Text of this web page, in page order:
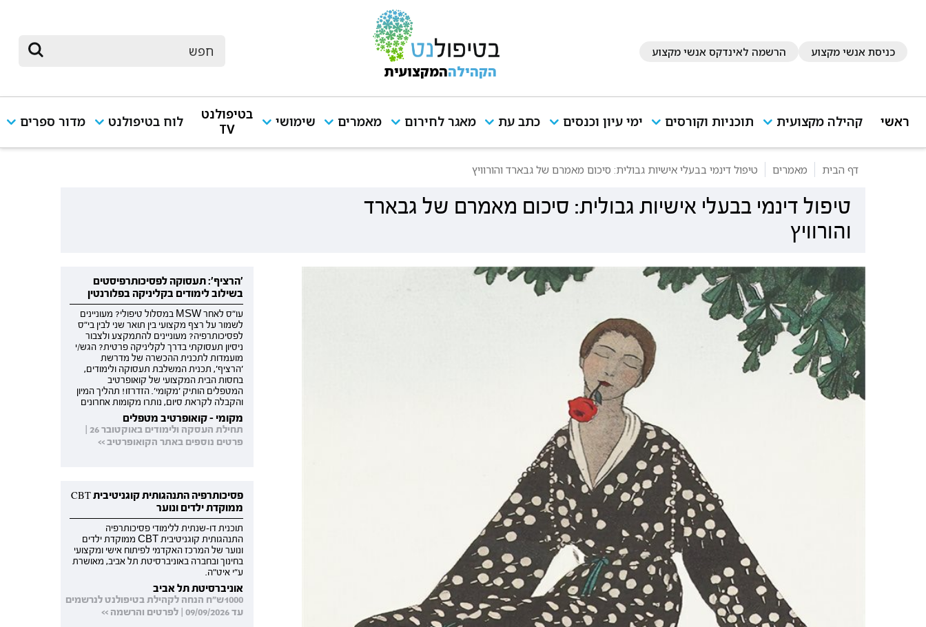
כניסת אנשי מקצוע הרשמה לאינדקס אנשי מקצוע
הקהילההמקצועית
ראשי קהילה מקצועית תוכניות וקורסים ימי עיון וכנסים כתב עת מאגר לחירום מאמרים שימושי
בטיפולנט
TV
לוח בטיפולנט מדור ספרים
דף הבית מאמרים טיפול דינמי בבעלי אישיות גבולית: סיכום מאמרם של גבארד והורוויץ
טיפול דינמי בבעלי אישיות גבולית: סיכום מאמרם של גבארד
והורוויץ
'הרציף': תעסוקה לפסיכותרפיסטים
בשילוב לימודים בקליניקה בפלורנטין
עו"ס לאחר MSW במסלול טיפולי? מעוניינים
לשמור על רצף מקצועי בין תואר שני לבין בי"ס
לפסיכותרפיה? מעוניינים להתמקצע ולצבור
ניסיון תעסוקתי בדרך לקליניקה פרטית? הגש/י
מועמדות לתכנית ההכשרה של מדרשת
'הרציף', תכנית המשלבת תעסוקה ולימודים,
בחסות הבית המקצועי של קואופרטיב
המטפלים הותיק 'מקומי'. הזדרזו! תהליך המיון
והקבלה לקראת סיום, נותרו מקומות אחרונים
מקומי - קואופרטיב מטפלים
תחילת העסקה ולימודים באוקטובר 26 |
פרטים נוספים באתר הקואופרטיב >>
פסיכותרפיה התנהגותית קוגניטיבית CBT
ממוקדת ילדים ונוער
תוכנית דו-שנתית ללימודי פסיכותרפיה
התנהגותית קוגניטיבית CBT ממוקדת ילדים
ונוער של המרכז האקדמי לפיתוח אישי ומקצועי
בחינוך ובחברה באוניברסיטת תל אביב, מאושרת
ע"י איט"ה.
אוניברסיטת תל אביב
1000ש"ח הנחה לקהילת בטיפולנט לנרשמים
עד 09/09/2026 | לפרטים והרשמה >>